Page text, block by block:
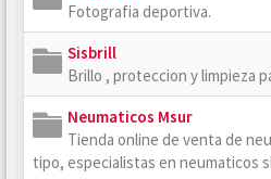
Fotografia deportiva.
Sisbrill
Brillo , proteccion y limpieza
Neumaticos Msur
Tienda online de venta de
tipo, especialistas en neumaticos